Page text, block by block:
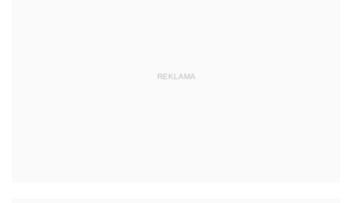
REKLAMA